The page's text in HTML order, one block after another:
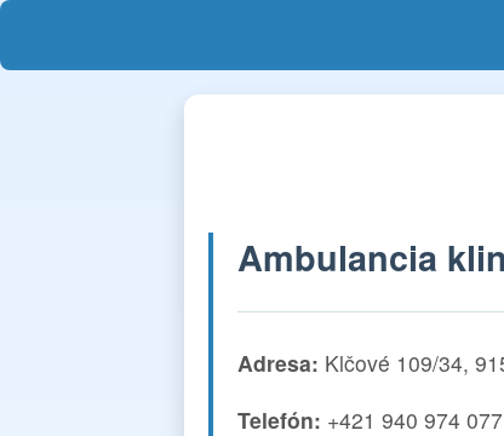
Ambulancia
Adresa: Klčové 109/34,
Telefón: +421 940 974 077